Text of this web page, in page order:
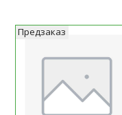
Предзаказ